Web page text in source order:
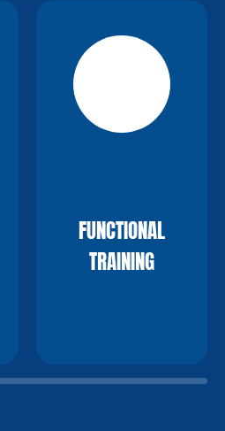
FUNCTIONAL
TRAINING